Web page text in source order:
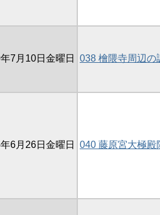
7月10日金曜日 038 檜隈寺周辺の
6月26日金曜日 040 藤原宮大極殿